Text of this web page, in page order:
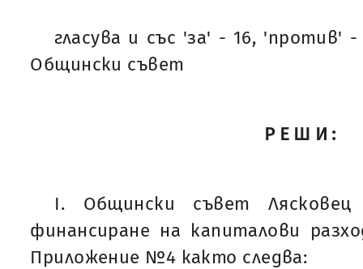
гласува и със 'за' - 16, 'против'
Общински съвет
РЕШИ:
I. Общински съвет Лясковец
финансиране на капиталови
Приложение №4 както следва: